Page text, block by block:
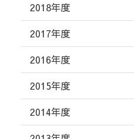
2018年度
2017年度
2016年度
2015年度
2014年度